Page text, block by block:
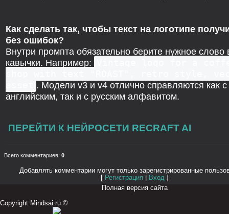
Как сделать так, чтобы текст на логотипе
без ошибок?
Внутри промпта обязательно берите нужное слово
кавычки. Например:
. Модели v3 и v4 отлично справляются как с
английским, так и с русским алфавитом.
ПЕРЕЙТИ К НЕЙРОСЕТИ RECRAFT AI
Всего комментариев: 0
Добавлять комментарии могут только зарегистрированные
[ Регистрация Вход ]
Полная версия сайта
Copyright Mindsai.ru ©